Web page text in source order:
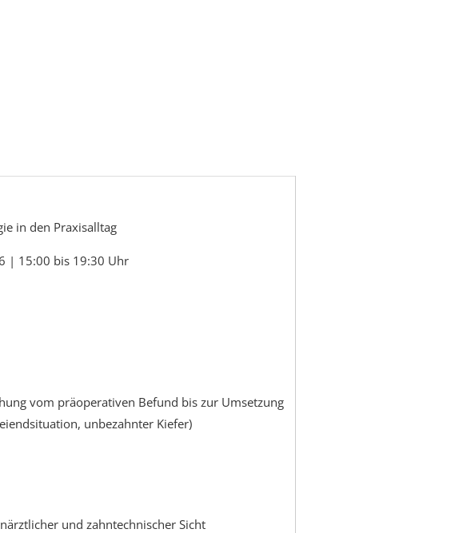
in den Praxisalltag
| 15:00 bis 19:30 Uhr
vom präoperativen Befund bis zur Umsetzung
unbezahnter Kiefer)
und zahntechnischer Sicht